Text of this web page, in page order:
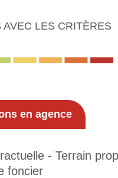
AVEC LES CRITÈRES
en agence
- Terrain
foncier